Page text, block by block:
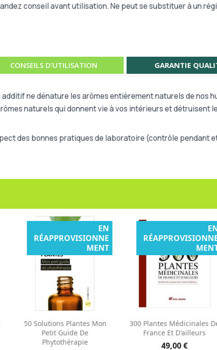
conseil avant utilisation.Ne peut se substituer à un
CONSEILS D’UTILISATION GARANTIE
ne dénature les arômes entièrement naturels de nos
naturels qui donnent vie à vos intérieurs et détruisent
des bonnes pratiques de laboratoire (contrôle pendant
Aperçu rapide
50 Solutions Plantes Mon
Petit Guide De
Phytothérapie
EN
RÉAPPROVISIONNE
MENT
Aperçu rapide
300 Plantes Médicinales
France Et D'ailleurs
49,00 €